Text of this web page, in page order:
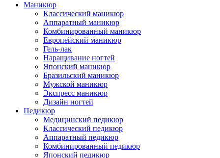
Маникюр
Классический маникюр
Аппаратный маникюр
Комбинированный маникюр
Европейский маникюр
Гель-лак
Наращивание ногтей
Японский маникюр
Бразильский маникюр
Мужской маникюр
Экспресс маникюр
Дизайн ногтей
Педикюр
Медицинский педикюр
Классический педикюр
Аппаратный педикюр
Комбинированный педикюр
Японский педикюр